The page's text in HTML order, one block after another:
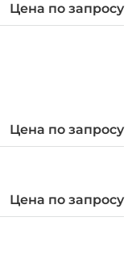
Цена по запросу
Цена по запросу
Цена по запросу